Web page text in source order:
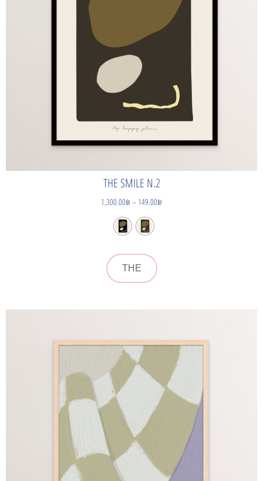
THE SMILE N.2
149.00₪
–
1,300.00₪
THE